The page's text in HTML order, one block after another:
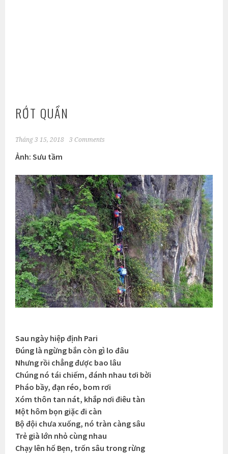
RỚT QUẦN
Tháng 3 15, 2018 3 Comments
Ảnh: Sưu tầm
Sau ngày hiệp định Pari
Đúng là ngừng bắn còn gì lo đâu
Nhưng rồi chẳng được bao lâu
Chúng nó tái chiếm, đánh nhau tơi bời
Pháo bầy, đạn réo, bom rơi
Xóm thôn tan nát, khắp nơi điêu tàn
Một hôm bọn giặc đi càn
Bộ đội chưa xuống, nó tràn càng sâu
Trẻ già lớn nhỏ cùng nhau
Chạy lên hố Bẹn, trốn sâu trong rừng